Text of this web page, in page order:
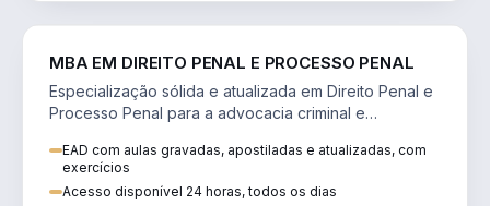
MBA EM DIREITO PENAL E PROCESSO PENAL
Especialização sólida e atualizada em Direito Penal e
Processo Penal para a advocacia criminal e
EAD com aulas gravadas, apostiladas e atualizadas, com
exercícios
Acesso disponível 24 horas, todos os dias